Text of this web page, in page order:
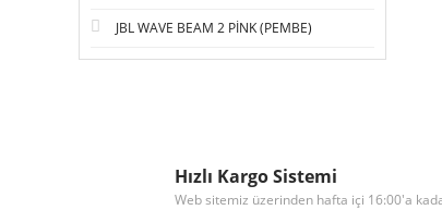
JBL WAVE BEAM 2 PİNK (PEMBE)
Hızlı Kargo Sistemi
Web sitemiz üzerinden hafta içi 16:00'a